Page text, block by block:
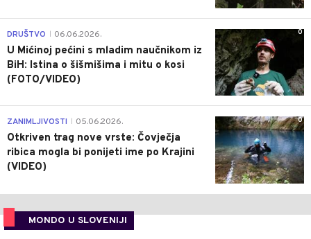
0
DRUŠTVO 06.06.2026.
U Mićinoj pećini s mladim naučnikom iz
BiH: Istina o šišmišima i mitu o kosi
(FOTO/VIDEO)
0
ZANIMLJIVOSTI 05.06.2026.
Otkriven trag nove vrste: Čovječja
ribica mogla bi ponijeti ime po Krajini
(VIDEO)
MONDO U SLOVENIJI